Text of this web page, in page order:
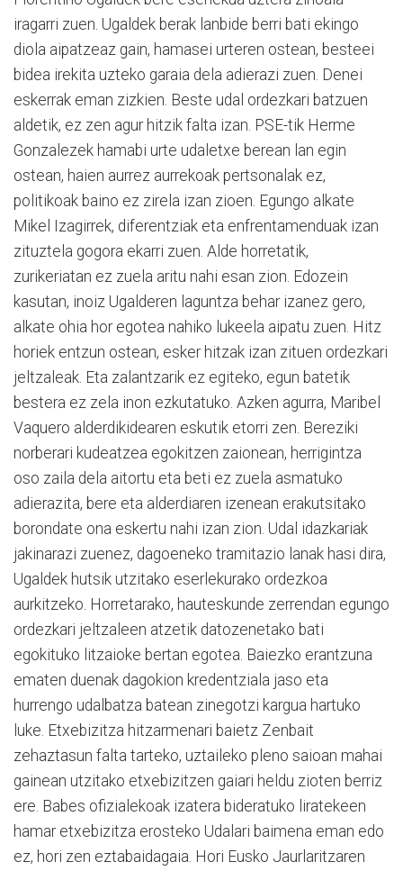
iragarri zuen. Ugaldek berak lanbide berri bati ekingo
diola aipatzeaz gain, hamasei urteren ostean, besteei
bidea irekita uzteko garaia dela adierazi zuen. Denei
eskerrak eman zizkien. Beste udal ordezkari batzuen
aldetik, ez zen agur hitzik falta izan. PSE-tik Herme
Gonzalezek hamabi urte udaletxe berean lan egin
ostean, haien aurrez aurrekoak pertsonalak ez,
politikoak baino ez zirela izan zioen. Egungo alkate
Mikel Izagirrek, diferentziak eta enfrentamenduak izan
zituztela gogora ekarri zuen. Alde horretatik,
zurikeriatan ez zuela aritu nahi esan zion. Edozein
kasutan, inoiz Ugalderen laguntza behar izanez gero,
alkate ohia hor egotea nahiko lukeela aipatu zuen. Hitz
horiek entzun ostean, esker hitzak izan zituen ordezkari
jeltzaleak. Eta zalantzarik ez egiteko, egun batetik
bestera ez zela inon ezkutatuko. Azken agurra, Maribel
Vaquero alderdikidearen eskutik etorri zen. Bereziki
norberari kudeatzea egokitzen zaionean, herrigintza
oso zaila dela aitortu eta beti ez zuela asmatuko
adierazita, bere eta alderdiaren izenean erakutsitako
borondate ona eskertu nahi izan zion. Udal idazkariak
jakinarazi zuenez, dagoeneko tramitazio lanak hasi dira,
Ugaldek hutsik utzitako eserlekurako ordezkoa
aurkitzeko. Horretarako, hauteskunde zerrendan egungo
ordezkari jeltzaleen atzetik datozenetako bati
egokituko litzaioke bertan egotea. Baiezko erantzuna
ematen duenak dagokion kredentziala jaso eta
hurrengo udalbatza batean zinegotzi kargua hartuko
luke. Etxebizitza hitzarmenari baietz Zenbait
zehaztasun falta tarteko, uztaileko pleno saioan mahai
gainean utzitako etxebizitzen gaiari heldu zioten berriz
ere. Babes ofizialekoak izatera bideratuko liratekeen
hamar etxebizitza erosteko Udalari baimena eman edo
ez, hori zen eztabaidagaia. Hori Eusko Jaurlaritzaren